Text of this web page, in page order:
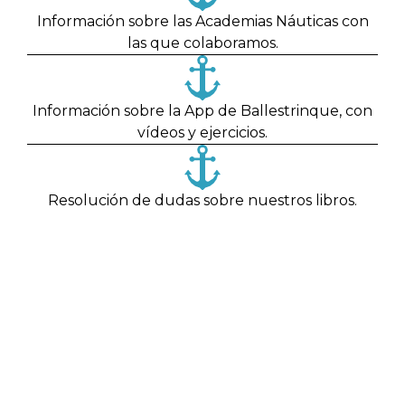
Información sobre las Academias Náuticas con
las que colaboramos.
Información sobre la App de Ballestrinque, con
vídeos y ejercicios.
Resolución de dudas sobre nuestros libros.